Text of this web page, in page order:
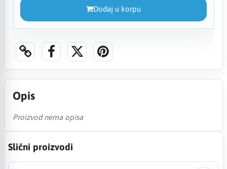
Dodaj u korpu
Opis
Proizvod nema opisa
Slični proizvodi